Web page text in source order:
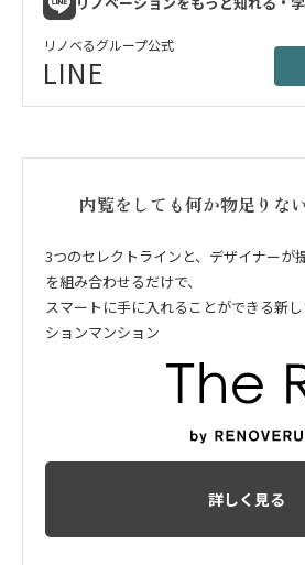
リノベるグループ公式
LINE
内覧をしても何か物足りな
3つのセレクトラインと、デザイナーが
を組み合わせるだけで、
スマートに手に入れることができる新
ションマンション
詳しく見る